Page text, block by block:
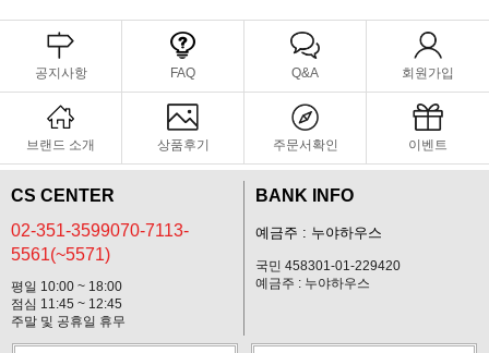
공지사항 FAQ Q&A 회원가입
브랜드 소개 상품후기 주문서확인 이벤트
CS CENTER
02-351-3599070-7113-
5561(~5571)
평일 10:00 ~ 18:00
점심 11:45 ~ 12:45
주말 및 공휴일 휴무
BANK INFO
예금주 : 누야하우스
국민 458301-01-229420
예금주 : 누야하우스